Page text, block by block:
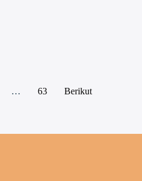
… 63 Berikut